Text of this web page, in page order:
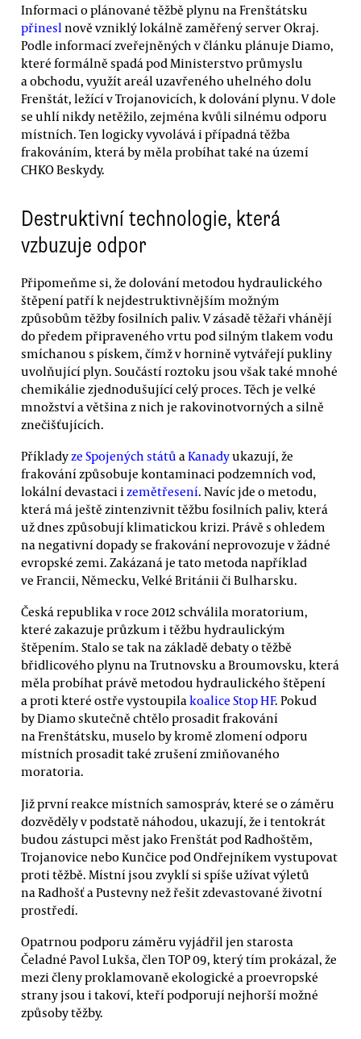
Informaci o plánované těžbě plynu na Frenštátsku
přinesl nově vzniklý lokálně zaměřený server Okraj.
Podle informací zveřejněných v článku plánuje Diamo,
které formálně spadá pod Ministerstvo průmyslu
a obchodu, využít areál uzavřeného uhelného dolu
Frenštát, ležící v Trojanovicích, k dolování plynu. V dole
se uhlí nikdy netěžilo, zejména kvůli silnému odporu
místních. Ten logicky vyvolává i případná těžba
frakováním, která by měla probíhat také na území
CHKO Beskydy.
Destruktivní technologie, která
vzbuzuje odpor
Připomeňme si, že dolování metodou hydraulického
štěpení patří k nejdestruktivnějším možným
způsobům těžby fosilních paliv. V zásadě těžaři vhánějí
do předem připraveného vrtu pod silným tlakem vodu
smíchanou s pískem, čímž v hornině vytvářejí pukliny
uvolňující plyn. Součástí roztoku jsou však také mnohé
chemikálie zjednodušující celý proces. Těch je velké
množství a většina z nich je rakovinotvorných a silně
znečišťujících.
Příklady ze Spojených států a Kanadyukazují, že
frakování způsobuje kontaminaci podzemních vod,
lokální devastaci i zemětřesení. Navíc jde o metodu,
která má ještě zintenzivnit těžbu fosilních paliv, která
už dnes způsobují klimatickou krizi. Právě s ohledem
na negativní dopady se frakování neprovozuje v žádné
evropské zemi. Zakázaná je tato metoda například
ve Francii, Německu, Velké Británii či Bulharsku.
Česká republika v roce 2012 schválila moratorium,
které zakazuje průzkum i těžbu hydraulickým
štěpením. Stalo se tak na základě debaty o těžbě
břidlicového plynu na Trutnovsku a Broumovsku, která
měla probíhat právě metodou hydraulického štěpení
a proti které ostře vystoupilakoalice Stop HF. Pokud
by Diamo skutečně chtělo prosadit frakování
na Frenštátsku, muselo by kromě zlomení odporu
místních prosadit také zrušení zmiňovaného
moratoria.
Již první reakce místních samospráv, které se o záměru
dozvěděly v podstatě náhodou, ukazují, že i tentokrát
budou zástupci měst jako Frenštát pod Radhoštěm,
Trojanovice nebo Kunčice pod Ondřejníkem vystupovat
proti těžbě. Místní jsou zvyklí si spíše užívat výletů
na Radhošť a Pustevny než řešit zdevastované životní
prostředí.
Opatrnou podporu záměru vyjádřil jen starosta
Čeladné Pavol Lukša, člen TOP 09, který tím prokázal, že
mezi členy proklamovaně ekologické a proevropské
strany jsou i takoví, kteří podporují nejhorší možné
způsoby těžby.